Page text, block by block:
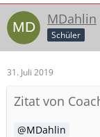
MDahlin
Schüler
31. Juli 2019
Zitat von
MDahlin